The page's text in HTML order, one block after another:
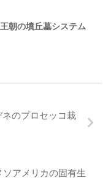
朝の墳丘墓システム
のプロセッコ栽
アメリカの固有生